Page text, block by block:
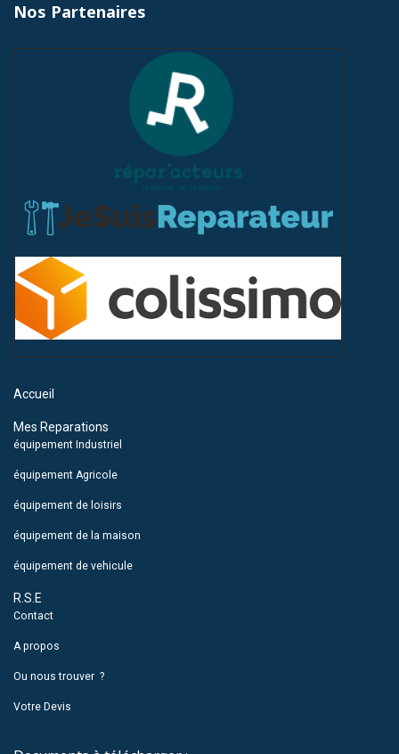
Nos Partenaires
Accueil
Mes Reparations
équipement Industriel
équipement Agricole
équipement de loisirs
équipement de la maison
équipement de vehicule
R.S.E
Contact
A propos
Ou nous trouver ?
Votre Devis